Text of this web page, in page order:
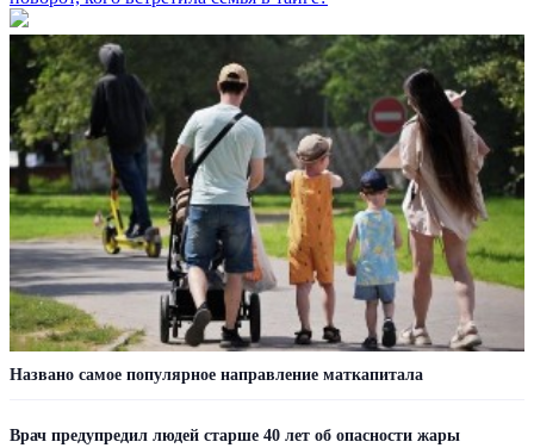
Названо самое популярное направление маткапитала
Врач предупредил людей старше 40 лет об опасности жары